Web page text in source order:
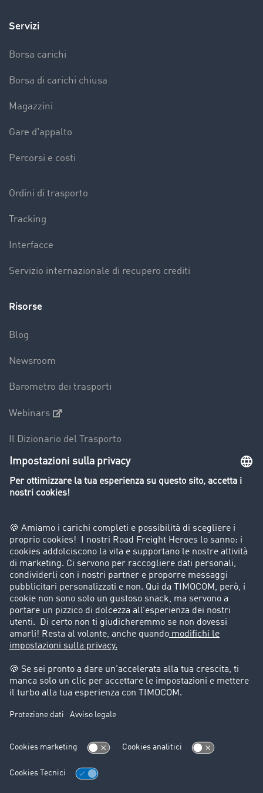
Servizi
Borsa carichi
Borsa di carichi chiusa
Magazzini
Gare d'appalto
Percorsi e costi
Ordini di trasporto
Tracking
Interfacce
Servizio internazionale di recupero crediti
Risorse
Blog
Newsroom
Barometro dei trasporti
Webinars
Il Dizionario del Trasporto
Panoramica della borsa di carichi
Divieti di circolazione per mezzi pesanti
Azienda
Porta un nuovo cliente
Storie di successo
Informazioni legali
Note legali
Trattamento dei dati
Cookie-Einstellungen
Assistenza